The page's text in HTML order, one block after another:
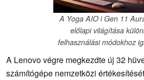
A Yoga AIO i Gen 11
előlapi világítása
felhasználási módokhoz
A Lenovo végre megkezdte új 32
számítógépe nemzetközi